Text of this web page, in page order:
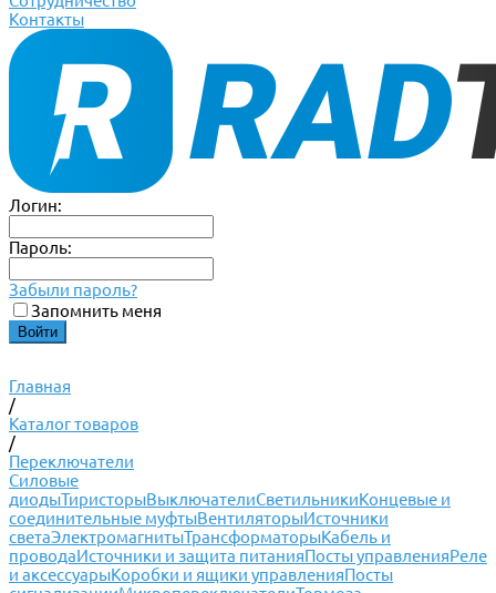
Контакты
Логин:
Пароль:
Забыли пароль?
Запомнить меня
Главная
/
Каталог товаров
/
Переключатели
Силовые
диодыТиристорыВыключателиСветильникиКонцевые и
соединительные муфтыВентиляторыИсточники
светаЭлектромагнитыТрансформаторыКабель и
проводаИсточники и защита питанияПосты управленияРеле
и аксессуарыКоробки и ящики управленияПосты